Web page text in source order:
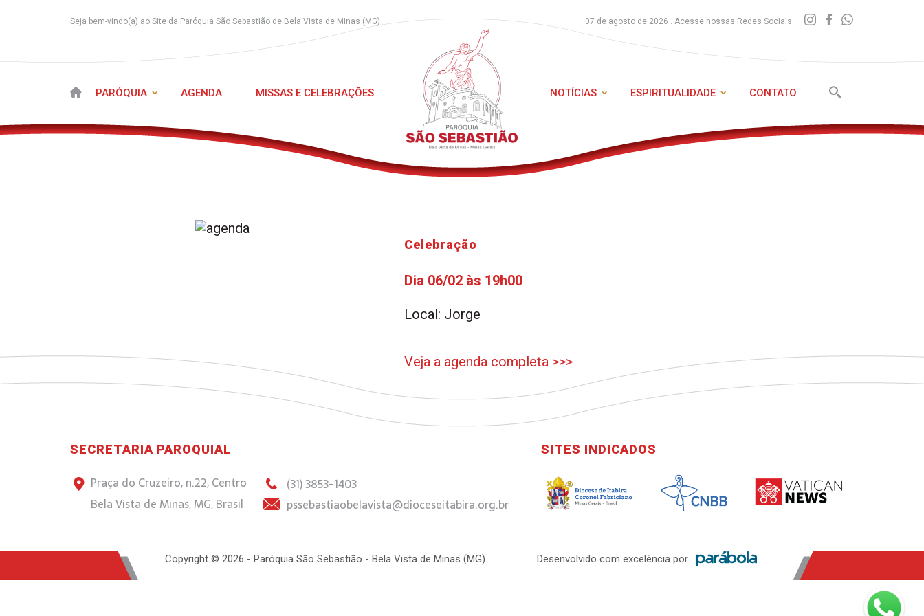
Seja bem-vindo(a) ao Site da Paróquia São Sebastião de Bela Vista de Minas (MG) 07 de agosto de 2026 . Acesse nossas Redes Sociais
PARÓQUIA AGENDA MISSAS E CELEBRAÇÕES NOTÍCIAS ESPIRITUALIDADE CONTATO
Celebração
Dia 06/02 às 19h00
Local: Jorge
Veja a agenda completa >>>
SECRETARIA PAROQUIAL
Praça do Cruzeiro, n.22, Centro
Bela Vista de Minas, MG, Brasil
(31) 3853-1403
pssebastiaobelavista@dioceseitabira.org.br
SITES INDICADOS
Copyright © 2026 - Paróquia São Sebastião - Bela Vista de Minas (MG) . Desenvolvido com excelência por